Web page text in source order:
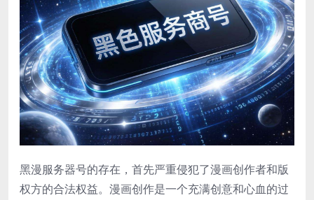
黑漫服务器号的存在，首先严重侵犯了漫画创作者和版
权方的合法权益。漫画创作是一个充满创意和心血的过